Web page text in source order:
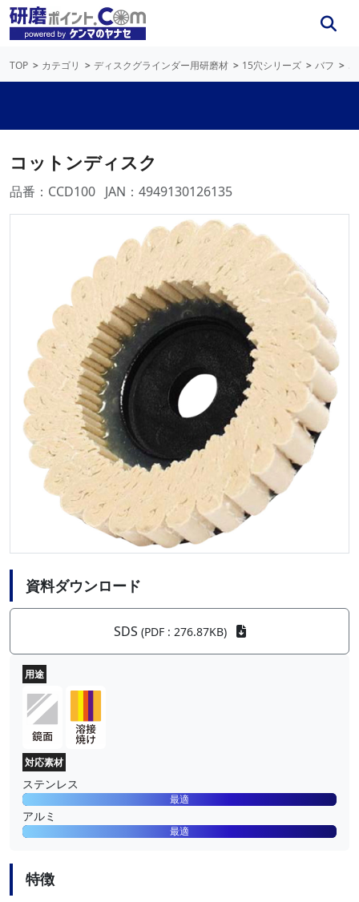
TOP カテゴリ ディスクグラインダー用研磨材 15穴シリーズ バフ
コットンディスク
品番：CCD100 JAN：4949130126135
資料ダウンロード
SDS (PDF : 276.87KB)
用途
対応素材
ステンレス
最適
アルミ
最適
特徴